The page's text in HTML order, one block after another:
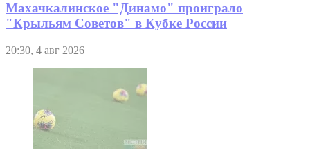
Махачкалинское "Динамо" проиграло
"Крыльям Советов" в Кубке России
20:30, 4 авг 2026